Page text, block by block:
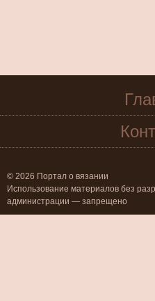
© 2026 Портал о вязании
Использование материалов без
администрации — запрещено